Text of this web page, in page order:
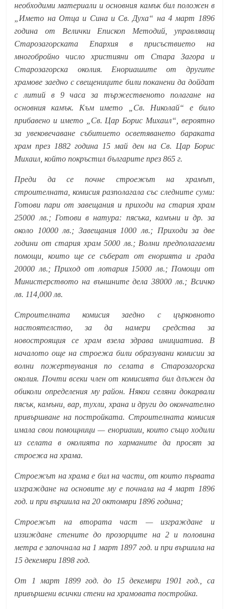
необходими материали и основния камък бил положен в
„Името на Отца и Сина и Св. Духа“ на 4 март 1896
година от Велички Епископ Методий, управляващ
Старозагорската Епархия в присъствието на
многобройно число християни от Стара Загора и
Старозагорска околия. Енориашите от другите
храмове заедно с свещениците били поканени да дойдат
с литий в 9 часа за тържественото полагане на
основния камък. Към името „Св. Николай“ е било
прибавено и името „Св. Цар Борис Михаил“, вероятно
за увековечаване събитието осветяването бараката
храм през 1882 година 15 май ден на Св. Цар Борис
Михаил, който покръстил българите през 865 г.
Преди да се почне строежът на храмът,
строителната, комисия разполагала със следните суми:
Готови пари от завещания и приходи на стария храм
25000 лв.; Готови в натура: пясъка, камъни и др. за
около 10000 лв.; Завещания 1000 лв.; Приходи за две
години от стария храм 5000 лв.; Волни предполагаеми
помощи, които ще се съберат от енорията и града
20000 лв.; Приход от лотария 15000 лв.; Помощи от
Министерството на външните дела 38000 лв.; Всичко
лв. 114,000 лв.
Строителната комисия заедно с църковното
настоятелство, за да намери средства за
новостроящия се храм взела здрава инициатива. В
началото още на строежа били образувани комисии за
волни пожертвувания по селата в Старозагорска
околия. Почти всеки член от комисията бил длъжен да
обиколи определения му район. Някои селяни докарвали
пясък, камъни, вар, тухли, храна и други до окончателно
привършване на постройката. Строителната комисия
имала свои помощници — енориаши, които също ходили
из селата в околията по харманите да просят за
строежа на храма.
Строежът на храма е бил на части, от които първата
изграждане на основите му е почнала на 4 март 1896
год. и при вършила на 20 октомври 1896 година;
Строежът на втората част — изграждане и
иззиждане стените до прозорците на 2 и половина
метра е започнала на 1 март 1897 год. и при вършила на
15 декември 1898 год.
От 1 март 1899 год. до 15 декември 1901 год., са
привършени всички стени на храмовата постройка.